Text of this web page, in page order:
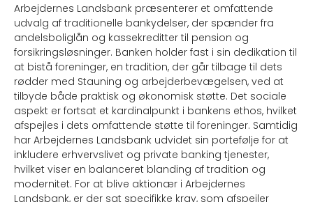
Arbejdernes Landsbank præsenterer et omfattende
udvalg af traditionelle bankydelser, der spænder fra
andelsboliglån og kassekreditter til pension og
forsikringsløsninger. Banken holder fast i sin dedikation til
at bistå foreninger, en tradition, der går tilbage til dets
rødder med Stauning og arbejderbevægelsen, ved at
tilbyde både praktisk og økonomisk støtte. Det sociale
aspekt er fortsat et kardinalpunkt i bankens ethos, hvilket
afspejles i dets omfattende støtte til foreninger. Samtidig
har Arbejdernes Landsbank udvidet sin portefølje for at
inkludere erhvervslivet og private banking tjenester,
hvilket viser en balanceret blanding af tradition og
modernitet. For at blive aktionær i Arbejdernes
Landsbank, er der sat specifikke krav, som afspejler